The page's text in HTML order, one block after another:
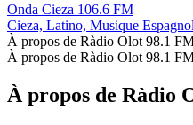
Onda Cieza 106.6 FM
Cieza, Latino, Musique
À propos de Ràdio Olot 98.1
À propos de Ràdio Olot 98.1
À propos de Ràdio